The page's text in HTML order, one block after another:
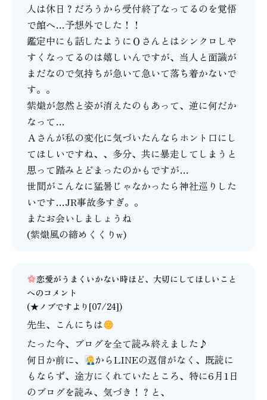
人は休日？だろうから受付終了なってるのを覚悟
で館へ…予想外でした！！
鑑定中にも話したようにＯさんとはシンクロしや
すくなってるのは嬉しいんですが、当人と面識が
まだなので気持ちが急いて急いて落ち着かないで
す。。
紫熾が忽然と姿が消えたのもあって、逆に何だか
なって…
Ａさんが私の変化に気づいたんならホント口にし
てほしいですね、、多分、共に暴走してしまうと
思って踏みとどまったのかもですが…
世間がこんなに猛暑じゃなかったら神社巡りした
いです…JR事故多すぎ。。
またお会いしましょうね
(紫熾風の締めくくりw)
恋愛がうまくいかない時ほど、大切にしてほしいこと
へのコメント
(★ノブですより[07/24])
先生、こんにちは
たった今、ブログを全て読み終えました♪
何日か前に、
からLINEの返信がなく、既読に
もならず、途方にくれていたところ、特に6月1日
のブログを読み、気づき！？と、